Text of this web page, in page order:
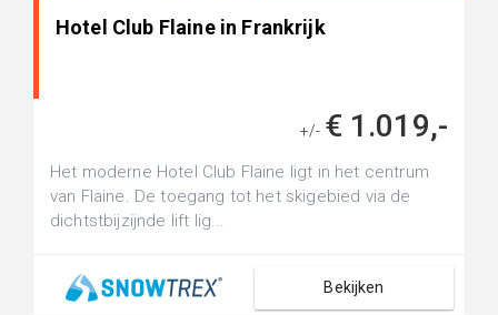
Hotel Club Flaine in Frankrijk
+/- € 1.019,-
Het moderne Hotel Club Flaine ligt in het centrum
van Flaine. De toegang tot het skigebied via de
dichtstbijzijnde lift lig...
Bekijken